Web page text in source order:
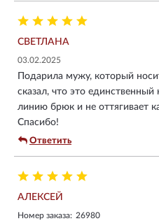
СВЕТЛАНА
03.02.2025
Подарила мужу, который
сказал, что это
линию брюк и не оттягивает
Спасибо!
Ответить
АЛЕКСЕЙ
Номер заказа: 26980